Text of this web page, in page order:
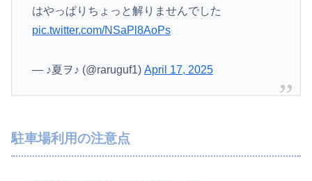
はやっぱりちょっと解りませんでした
pic.twitter.com/NSaPl8AoPs
— ♪夏ヲ♪ (@raruguf1) April 17, 2025
駐車場利用の注意点